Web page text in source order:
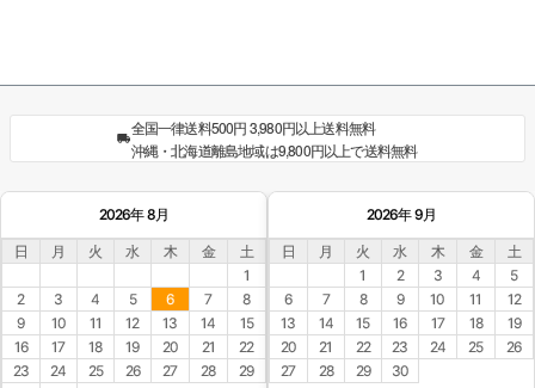
全国一律送料500円 3,980円以上送料無料
沖縄・北海道離島地域は9,800円以上で送料無料
2026年 8月
日 月 火 水 木 金
土
1
2
3 4 5 6 7
8
9
10 11 12 13 14
15
16
17 18 19 20 21
22
23
24 25 26 27 28
29
2026年 9月
日 月 火 水 木 金
土
1
2 3 4
5
6
7 8 9 10 11
12
13
14 15 16 17 18
19
20
21 22 23 24 25
26
27
28 29 30